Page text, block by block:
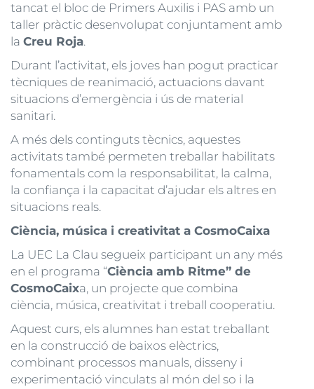
tancat el bloc de Primers Auxilis i PAS amb un
taller pràctic desenvolupat conjuntament amb
la Creu Roja.
Durant l’activitat, els joves han pogut practicar
tècniques de reanimació, actuacions davant
situacions d’emergència i ús de material
sanitari.
A més dels continguts tècnics, aquestes
activitats també permeten treballar habilitats
fonamentals com la responsabilitat, la calma,
la confiança i la capacitat d’ajudar els altres en
situacions reals.
Ciència, música i creativitat a CosmoCaixa
La UEC La Clau segueix participant un any més
en el programa “Ciència amb Ritme” de
CosmoCaixa, un projecte que combina
ciència, música, creativitat i treball cooperatiu.
Aquest curs, els alumnes han estat treballant
en la construcció de baixos elèctrics,
combinant processos manuals, disseny i
experimentació vinculats al món del so i la